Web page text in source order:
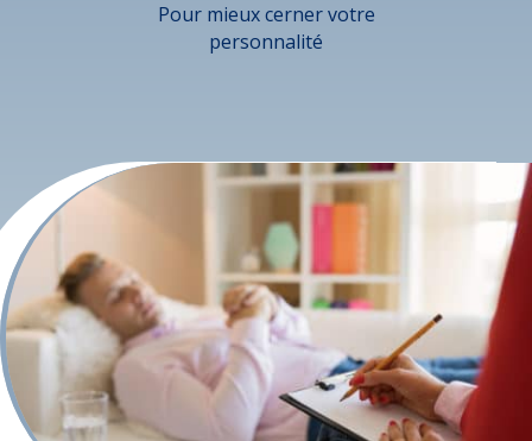
Pour mieux cerner votre
personnalité